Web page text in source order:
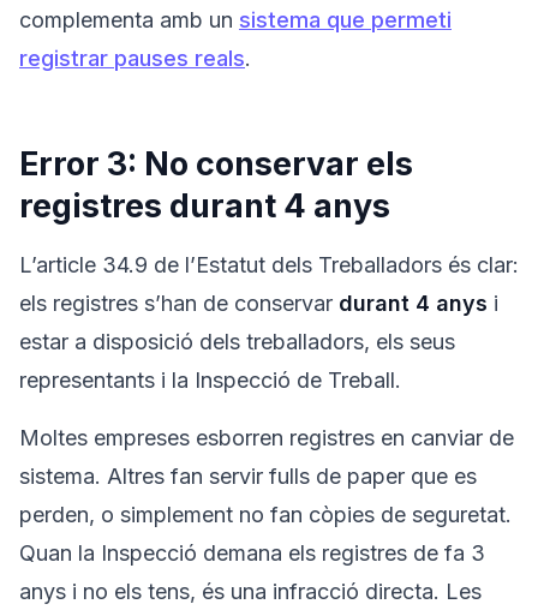
complementa amb un sistema que permeti
registrar pauses reals.
Error 3: No conservar els
registres durant 4 anys
L’article 34.9 de l’Estatut dels Treballadors és clar:
els registres s’han de conservar durant 4 anys i
estar a disposició dels treballadors, els seus
representants i la Inspecció de Treball.
Moltes empreses esborren registres en canviar de
sistema. Altres fan servir fulls de paper que es
perden, o simplement no fan còpies de seguretat.
Quan la Inspecció demana els registres de fa 3
anys i no els tens, és una infracció directa. Les